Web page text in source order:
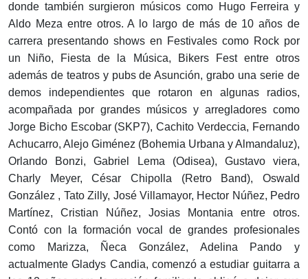
donde también surgieron músicos como Hugo Ferreira y
Aldo Meza entre otros. A lo largo de más de 10 años de
carrera presentando shows en Festivales como Rock por
un Niño, Fiesta de la Música, Bikers Fest entre otros
además de teatros y pubs de Asunción, grabo una serie de
demos independientes que rotaron en algunas radios,
acompañada por grandes músicos y arregladores como
Jorge Bicho Escobar (SKP7), Cachito Verdeccia, Fernando
Achucarro, Alejo Giménez (Bohemia Urbana y Almandaluz),
Orlando Bonzi, Gabriel Lema (Odisea), Gustavo viera,
Charly Meyer, César Chipolla (Retro Band), Oswald
González , Tato Zilly, José Villamayor, Hector Núñez, Pedro
Martínez, Cristian Núñez, Josias Montania entre otros.
Contó con la formación vocal de grandes profesionales
como Marizza, Ñeca González, Adelina Pando y
actualmente Gladys Candia, comenzó a estudiar guitarra a